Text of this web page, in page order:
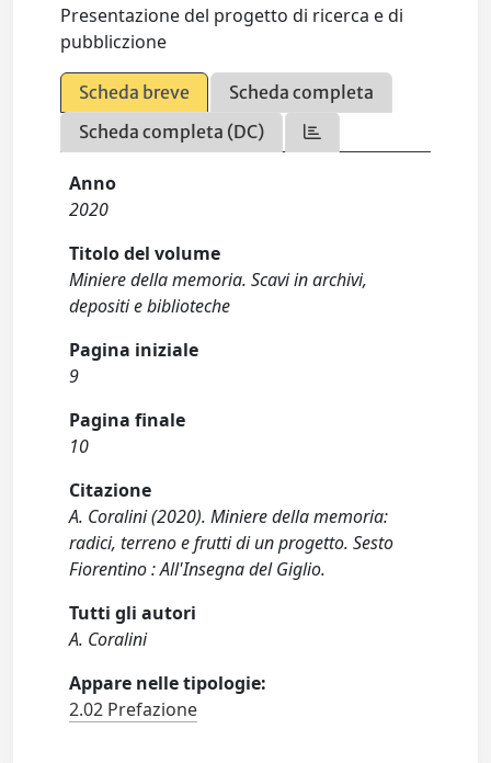
Presentazione del progetto di ricerca e di
pubbliczione
Scheda breve
Scheda completa
Scheda completa (DC)
Anno
2020
Titolo del volume
Miniere della memoria. Scavi in archivi,
depositi e biblioteche
Pagina iniziale
9
Pagina finale
10
Citazione
A. Coralini (2020). Miniere della memoria:
radici, terreno e frutti di un progetto. Sesto
Fiorentino : All'Insegna del Giglio.
Tutti gli autori
A. Coralini
Appare nelle tipologie:
2.02 Prefazione